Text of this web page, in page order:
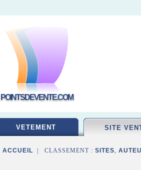
POINTSDEVENTE.COM
VETEMENT SITE
ACCUEIL | CLASSEMENT : SITES,